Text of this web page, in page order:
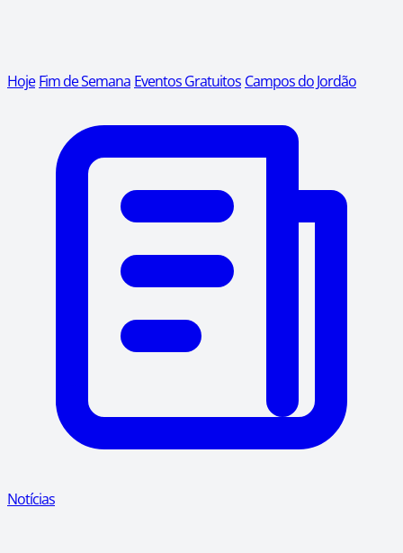
Hoje Fim de Semana Eventos Gratuitos Campos do Jordão
Notícias